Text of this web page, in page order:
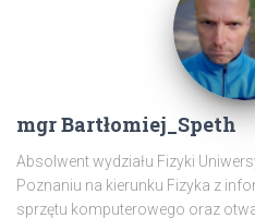
mgr Bartłomiej_Speth
Absolwent wydziału Fizyki
Poznaniu na kierunku Fizyka z
sprzętu komputerowego oraz